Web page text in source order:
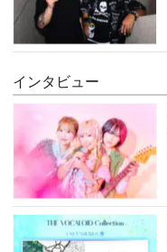
インタビュー